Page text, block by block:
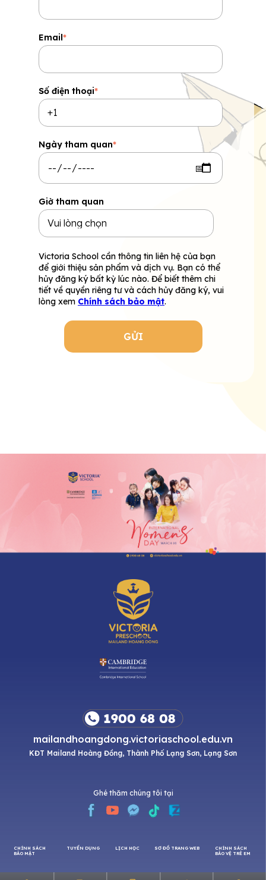
Email*
Số điện thoại*
Ngày tham quan*
Giờ tham quan
Victoria School cần thông tin liên hệ của bạn
để giới thiệu sản phẩm và dịch vụ. Bạn có thể
hủy đăng ký bất kỳ lúc nào. Để biết thêm chi
tiết về quyền riêng tư và cách hủy đăng ký, vui
lòng xem Chính sách bảo mật.
mailandhoangdong.victoriaschool.edu.vn
KĐT Mailand Hoàng Đồng, Thành Phố Lạng Sơn, Lạng Sơn
Ghé thăm chúng tôi tại
CHÍNH SÁCH
TUYỂN DỤNG LỊCH HỌC SƠ ĐỒ TRANG WEB
CHÍNH SÁCH